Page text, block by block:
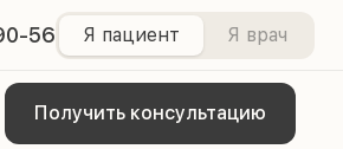
56 Я пациент Я врач
Получить консультацию